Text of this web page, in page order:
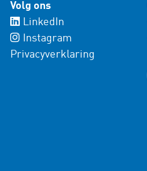
Volg ons
LinkedIn
Instagram
Privacyverklaring